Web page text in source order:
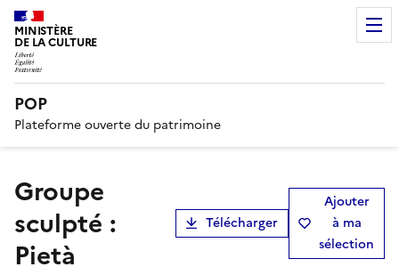
MINISTÈRE
DE LA CULTURE
POP
Plateforme ouverte du patrimoine
groupe
sculpté :
Pietà
Télécharger
Ajouter
à ma
sélection